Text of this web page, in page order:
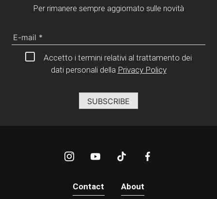
Per rimanere sempre aggiornato sulle novità
Accetto i termini relativi al trattamento dei
dati personali della Privacy Policy
Contact About